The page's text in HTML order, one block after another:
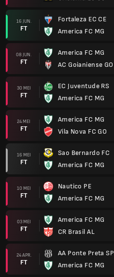
16 JUN.
FT
Fortaleza EC CE
America FC MG
08 JUN.
FT
America FC MG
AC Goianiense GO
30 MEI
FT
EC Juventude RS
America FC MG
24 MEI
FT
America FC MG
Vila Nova FC GO
16 MEI
FT
Sao Bernardo FC
America FC MG
10 MEI
FT
Nautico PE
America FC MG
03 MEI
FT
America FC MG
CR Brasil AL
24 APR.
FT
AA Ponte Preta SP
America FC MG